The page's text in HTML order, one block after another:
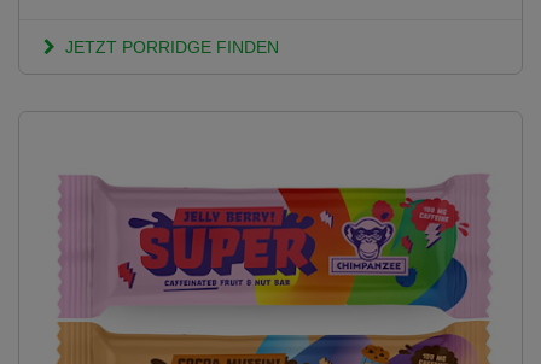
JETZT PORRIDGE FINDEN